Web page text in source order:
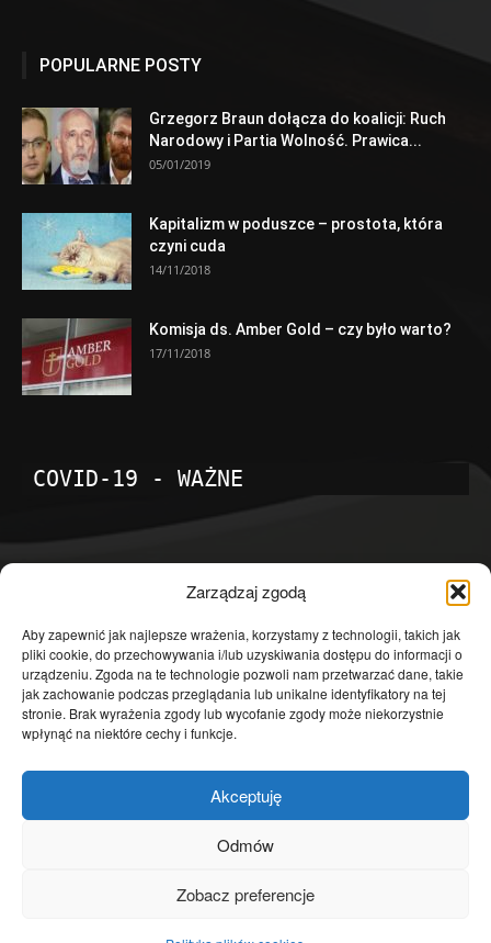
Zarządzaj zgodą
Aby zapewnić jak najlepsze wrażenia, korzystamy z technologii, takich jak
pliki cookie, do przechowywania i/lub uzyskiwania dostępu do informacji o
urządzeniu. Zgoda na te technologie pozwoli nam przetwarzać dane, takie
jak zachowanie podczas przeglądania lub unikalne identyfikatory na tej
stronie. Brak wyrażenia zgody lub wycofanie zgody może niekorzystnie
wpłynąć na niektóre cechy i funkcje.
Akceptuję
Odmów
Zobacz preferencje
POPULARNE POSTY
Grzegorz Braun dołącza do koalicji: Ruch
Narodowy i Partia Wolność. Prawica...
05/01/2019
Kapitalizm w poduszce – prostota, która
czyni cuda
14/11/2018
Komisja ds. Amber Gold – czy było warto?
17/11/2018
COVID-19 - WAŻNE
Temat dnia
4601
Publicystyka
4363
Polityka
3639
Polska
Społeczeństwo
2823